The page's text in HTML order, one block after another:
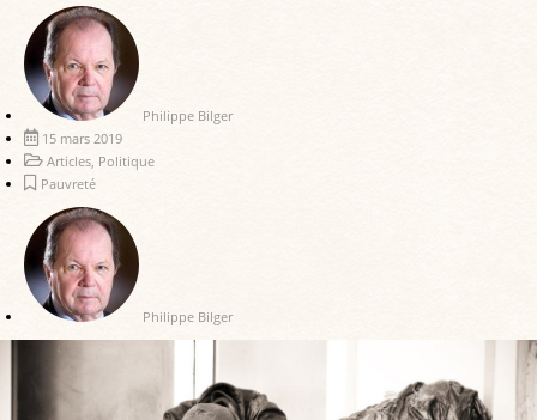
Philippe Bilger
15 mars 2019
Articles, Politique
Pauvreté
Philippe Bilger